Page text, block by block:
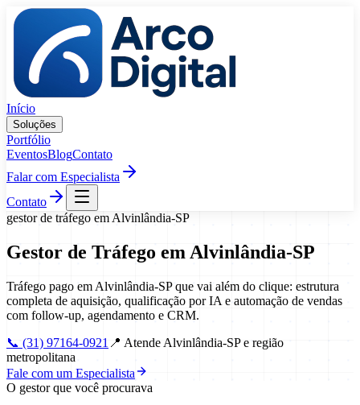
Pular para o conteúdo
Início
Soluções
Portfólio
EventosBlogContato
Falar com Especialista
Contato
gestor de tráfego em Alvinlândia-SP
Gestor de Tráfego em Alvinlândia-SP
Tráfego pago em Alvinlândia-SP que vai além do clique: estrutura
completa de aquisição, qualificação por IA e automação de vendas
com follow-up, agendamento e CRM.
📞 (31) 97164-0921 📍 Atende Alvinlândia-SP e região
metropolitana
Fale com um Especialista
O gestor que você procurava